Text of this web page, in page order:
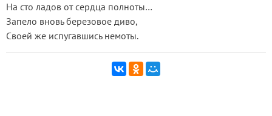
На сто ладов от сердца полноты…
Запело вновь березовое диво,
Своей же испугавшись немоты.